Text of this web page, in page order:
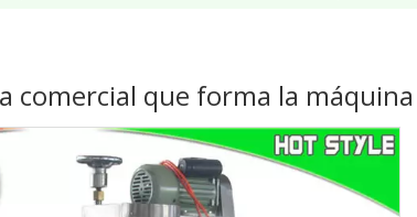
comercial que forma la máquina